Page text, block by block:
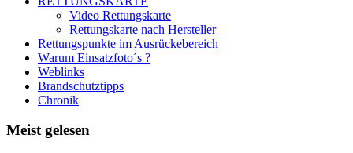
Video Rettungskarte
Rettungskarte nach Hersteller
Rettungspunkte im Ausrückebereich
Warum Einsatzfoto´s ?
Weblinks
Brandschutztipps
Chronik
Meist gelesen